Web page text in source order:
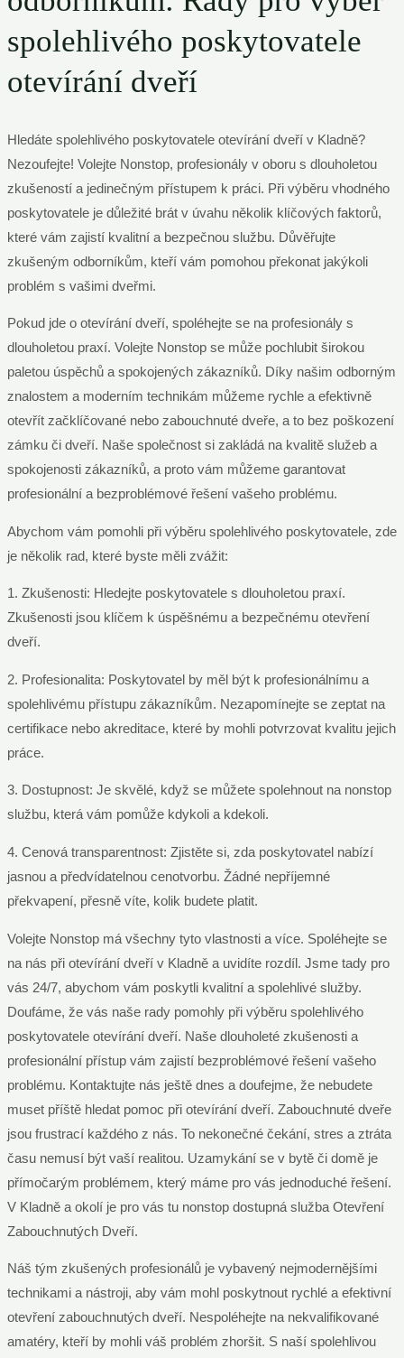
spolehlivého poskytovatele
otevírání dveří
Hledáte spolehlivého poskytovatele otevírání dveří v Kladně?
Nezoufejte! Volejte Nonstop, profesionály v oboru s dlouholetou
zkušeností a jedinečným přístupem k práci. Při výběru vhodného
poskytovatele je důležité brát v úvahu několik klíčových faktorů,
které vám zajistí kvalitní a bezpečnou službu. Důvěřujte
zkušeným odborníkům, kteří vám pomohou překonat jakýkoli
problém s vašimi dveřmi.
Pokud jde o otevírání dveří, spoléhejte se na profesionály s
dlouholetou praxí. Volejte Nonstop se může pochlubit širokou
paletou úspěchů a spokojených zákazníků. Díky našim odborným
znalostem a moderním technikám můžeme rychle a efektivně
otevřít začklíčované nebo zabouchnuté dveře, a to bez poškození
zámku či dveří. Naše společnost si zakládá na kvalitě služeb a
spokojenosti zákazníků, a proto vám můžeme garantovat
profesionální a bezproblémové řešení vašeho problému.
Abychom vám pomohli při výběru spolehlivého poskytovatele, zde
je několik rad, které byste měli zvážit:
1. Zkušenosti: Hledejte poskytovatele s dlouholetou praxí.
Zkušenosti jsou klíčem k úspěšnému a bezpečnému otevření
dveří.
2. Profesionalita: Poskytovatel by měl být k profesionálnímu a
spolehlivému přístupu zákazníkům. Nezapomínejte se zeptat na
certifikace nebo akreditace, které by mohli potvrzovat kvalitu jejich
práce.
3. Dostupnost: Je skvělé, když se můžete spolehnout na nonstop
službu, která vám pomůže kdykoli a kdekoli.
4. Cenová transparentnost: Zjistěte si, zda poskytovatel nabízí
jasnou a předvídatelnou cenotvorbu. Žádné nepříjemné
překvapení, přesně víte, kolik budete platit.
Volejte Nonstop má všechny tyto vlastnosti a více. Spoléhejte se
na nás při otevírání dveří v Kladně a uvidíte rozdíl. Jsme tady pro
vás 24/7, abychom vám poskytli kvalitní a spolehlivé služby.
Doufáme, že vás naše rady pomohly při výběru spolehlivého
poskytovatele otevírání dveří. Naše dlouholeté zkušenosti a
profesionální přístup vám zajistí bezproblémové řešení vašeho
problému. Kontaktujte nás ještě dnes a doufejme, že nebudete
muset příště hledat pomoc při otevírání dveří. Zabouchnuté dveře
jsou frustrací každého z nás. To nekonečné čekání, stres a ztráta
času nemusí být vaší realitou. Uzamykání se v bytě či domě je
přímočarým problémem, který máme pro vás jednoduché řešení.
V Kladně a okolí je pro vás tu nonstop dostupná služba Otevření
Zabouchnutých Dveří.
Náš tým zkušených profesionálů je vybavený nejmodernějšími
technikami a nástroji, aby vám mohl poskytnout rychlé a efektivní
otevření zabouchnutých dveří. Nespoléhejte na nekvalifikované
amatéry, kteří by mohli váš problém zhoršit. S naší spolehlivou